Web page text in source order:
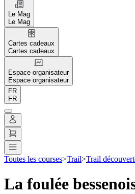
Le Mag
Le Mag
Cartes cadeaux
Cartes cadeaux
Espace organisateur
Espace organisateur
FR
FR
Toutes les courses>Trail>Trail
La foulée